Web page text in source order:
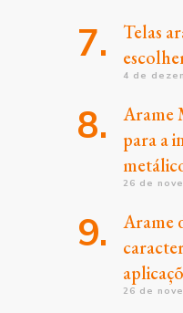
Telas
4 de
Arame
para a
26 de
Arame
26 de